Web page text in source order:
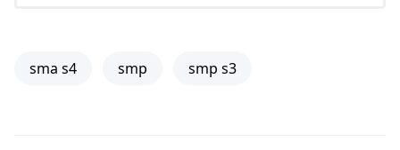
sma s4 smp smp s3